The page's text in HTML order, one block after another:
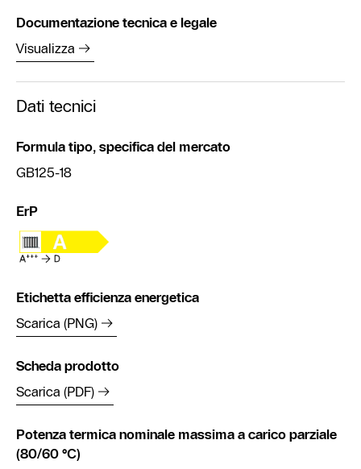
Documentazione tecnica e legale
Visualizza
Dati tecnici
Formula tipo, specifica del mercato
GB125-18
ErP
Etichetta efficienza energetica
Scarica (PNG)
Scheda prodotto
Scarica (PDF)
Potenza termica nominale massima a carico parziale
(80/60 °C)